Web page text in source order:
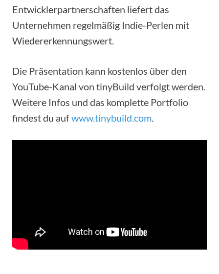
Entwicklerpartnerschaften liefert das
Unternehmen regelmäßig Indie-Perlen mit
Wiedererkennungswert.
Die Präsentation kann kostenlos über den
YouTube-Kanal von tinyBuild verfolgt werden.
Weitere Infos und das komplette Portfolio
findest du aufwww.tinybuild.com.